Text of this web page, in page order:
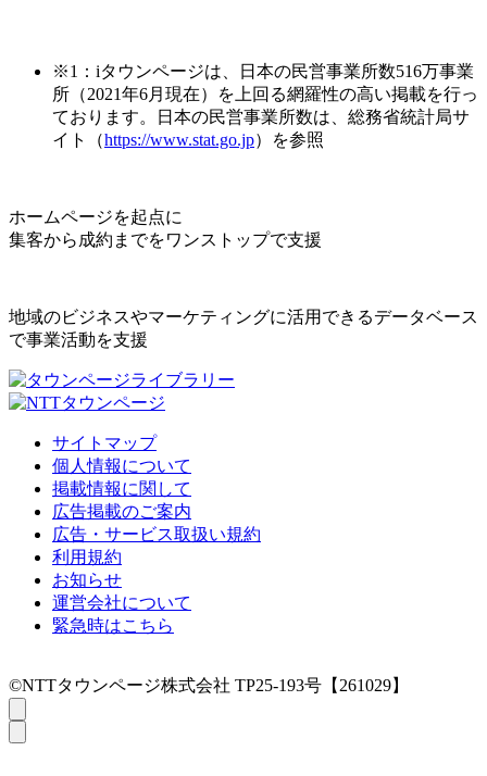
※1：iタウンページは、日本の民営事業所数516万事業
所（2021年6月現在）を上回る網羅性の高い掲載を行っ
ております。日本の民営事業所数は、総務省統計局サ
イト（https://www.stat.go.jp）を参照
ホームページを起点に
集客から成約までをワンストップで支援
地域のビジネスやマーケティングに活用できるデータベース
で事業活動を支援
サイトマップ
個人情報について
掲載情報に関して
広告掲載のご案内
広告・サービス取扱い規約
利用規約
お知らせ
運営会社について
緊急時はこちら
©NTTタウンページ株式会社 TP25-193号【261029】